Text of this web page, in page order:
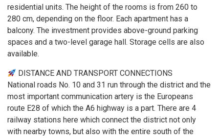
residential units. The height of the rooms is from 260 to
280 cm, depending on the floor. Each apartment has a
balcony. The investment provides above-ground parking
spaces and a two-level garage hall. Storage cells are also
available.
DISTANCE AND TRANSPORT CONNECTIONS
National roads No. 10 and 31 run through the district and the
most important communication artery is the Europeans
route E28 of which the A6 highway is a part. There are 4
railway stations here which connect the district not only
with nearby towns, but also with the entire south of the